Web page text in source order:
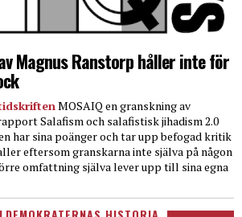
Magnus Ranstorp håller inte för
MOSAIQ en granskning av
Salafism och salafistisk jihadism 2.0
har sina poänger och tar upp befogad kritik
eftersom granskarna inte själva på någon
omfattning själva lever upp till sina egna